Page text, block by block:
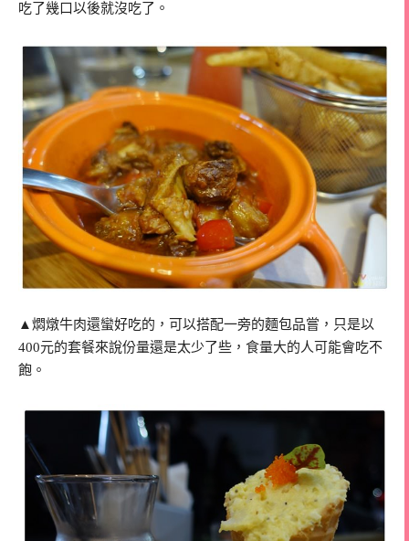
吃了幾口以後就沒吃了。
▲燜燉牛肉還蠻好吃的，可以搭配一旁的麵包品嘗，只是以
400元的套餐來說份量還是太少了些，食量大的人可能會吃不
飽。